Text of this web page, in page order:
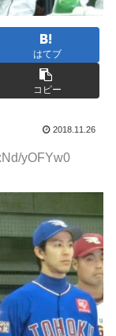
はてブ
コピー
2018.11.26
yOFYw0